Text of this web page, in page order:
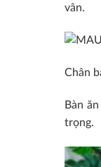
vân.
Chân
Bàn
trọng.